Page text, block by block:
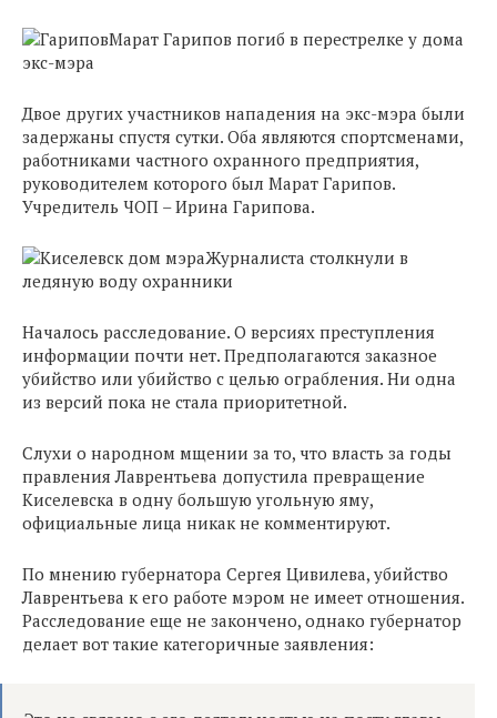
Марат Гарипов погиб в перестрелке у дома
экс-мэра
Двое других участников нападения на экс-мэра были
задержаны спустя сутки. Оба являются спортсменами,
работниками частного охранного предприятия,
руководителем которого был Марат Гарипов.
Учредитель ЧОП – Ирина Гарипова.
Журналиста столкнули в
ледяную воду охранники
Началось расследование. О версиях преступления
информации почти нет. Предполагаются заказное
убийство или убийство с целью ограбления. Ни одна
из версий пока не стала приоритетной.
Слухи о народном мщении за то, что власть за годы
правления Лаврентьева допустила превращение
Киселевска в одну большую угольную яму,
официальные лица никак не комментируют.
По мнению губернатора Сергея Цивилева, убийство
Лаврентьева к его работе мэром не имеет отношения.
Расследование еще не закончено, однако губернатор
делает вот такие категоричные заявления: